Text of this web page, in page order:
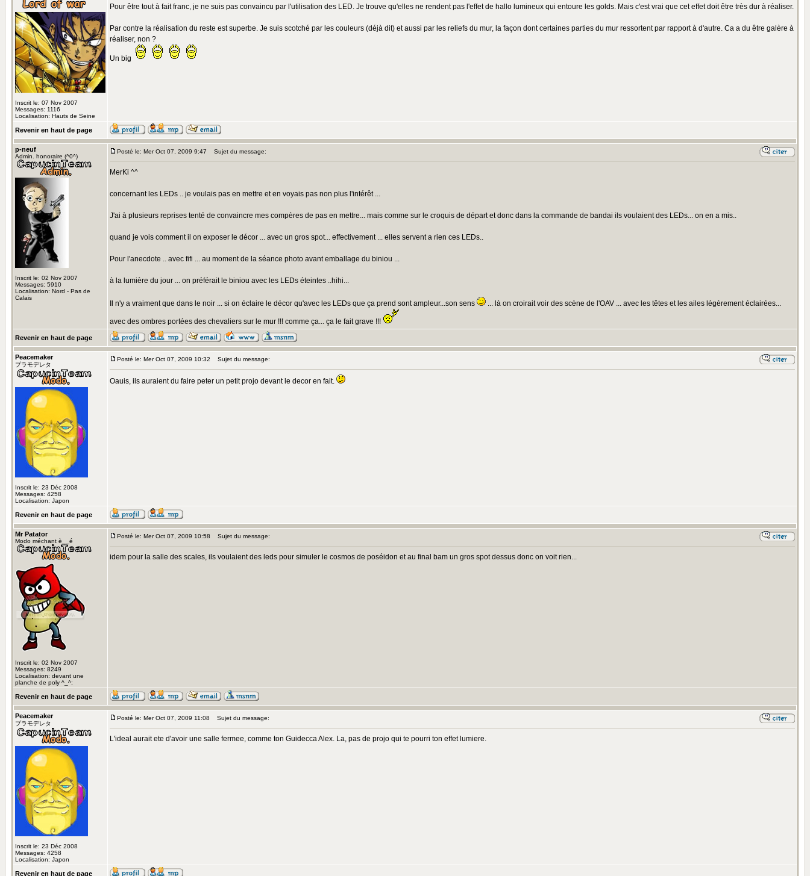
Inscrit le: 07 Nov 2007
Messages: 1116
Localisation: Hauts de Seine
Pour être tout à fait franc, je ne suis pas convaincu par l'utilisation des LED. Je trouve qu'elles ne rendent pas l'effet de hallo lumineux qui entoure les golds. Mais c'est vrai que cet effet doit être très dur à réaliser.
Par contre la réalisation du reste est superbe. Je suis scotché par les couleurs (déjà dit) et aussi par les reliefs du mur, la façon dont certaines parties du mur ressortent par rapport à d'autre. Ca a du être galère à
réaliser, non ?
Un big
Revenir en haut de page
p-neuf
Admin. honoraire (^0^)
Inscrit le: 02 Nov 2007
Messages: 5910
Localisation: Nord - Pas de
Calais
Posté le: Mer Oct 07, 2009 9:47 Sujet du message:
MerKi ^^
concernant les LEDs .. je voulais pas en mettre et en voyais pas non plus l'intérêt ...
J'ai à plusieurs reprises tenté de convaincre mes compères de pas en mettre... mais comme sur le croquis de départ et donc dans la commande de bandai ils voulaient des LEDs... on en a mis..
quand je vois comment il on exposer le décor ... avec un gros spot... effectivement ... elles servent a rien ces LEDs..
Pour l'anecdote .. avec fifi ... au moment de la séance photo avant emballage du biniou ...
à la lumière du jour ... on préférait le biniou avec les LEDs éteintes ..hihi...
Il n'y a vraiment que dans le noir ... si on éclaire le décor qu'avec les LEDs que ça prend sont ampleur...son sens ... là on croirait voir des scène de l'OAV ... avec les têtes et les ailes légèrement éclairées...
avec des ombres portées des chevaliers sur le mur !!! comme ça... ça le fait grave !!!
Revenir en haut de page
Peacemaker
プラモデレタ
Inscrit le: 23 Déc 2008
Messages: 4258
Localisation: Japon
Posté le: Mer Oct 07, 2009 10:32 Sujet du message:
Oauis, ils auraient du faire peter un petit projo devant le decor en fait.
Revenir en haut de page
Mr Patator
Modo méchant è__é
Inscrit le: 02 Nov 2007
Messages: 8249
Localisation: devant une
planche de poly ^_^;
Posté le: Mer Oct 07, 2009 10:58 Sujet du message:
idem pour la salle des scales, ils voulaient des leds pour simuler le cosmos de poséidon et au final bam un gros spot dessus donc on voit rien...
Revenir en haut de page
Peacemaker
プラモデレタ
Inscrit le: 23 Déc 2008
Messages: 4258
Localisation: Japon
Posté le: Mer Oct 07, 2009 11:08 Sujet du message:
L'ideal aurait ete d'avoir une salle fermee, comme ton Guidecca Alex. La, pas de projo qui te pourri ton effet lumiere.
Revenir en haut de page